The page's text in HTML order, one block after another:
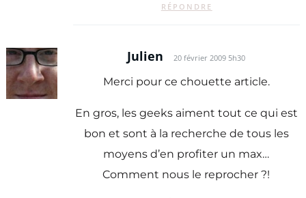
RÉPONDRE
Julien 20 février 2009 5h30
Merci pour ce chouette article.
En gros, les geeks aiment tout ce qui est
bon et sont à la recherche de tous les
moyens d’en profiter un max…
Comment nous le reprocher ?!